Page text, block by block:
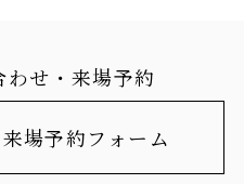
わせ・来場予約
場予約フォーム